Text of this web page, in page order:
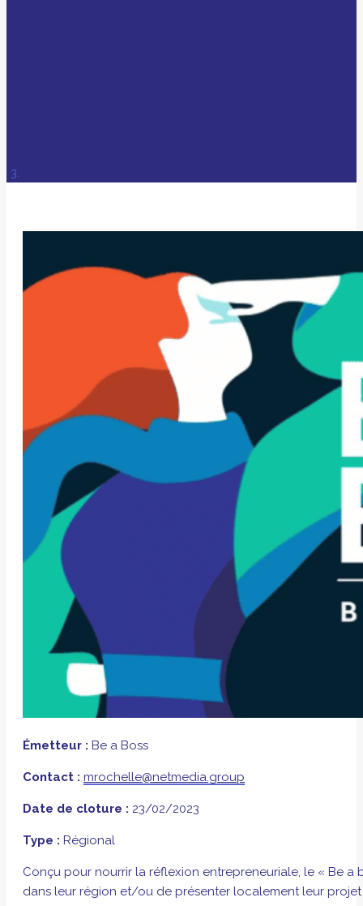
Émetteur : Be a Boss
Contact : mrochelle@netmedia.group
Date de cloture : 23/02/2023
Type : Régional
Conçu pour nourrir la réflexion entrepreneuriale, le « Be a
dans leur région et/ou de présenter localement leur